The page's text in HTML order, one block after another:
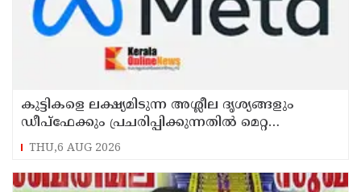
കുട്ടികളെ ലക്ഷ്യമിടുന്ന അശ്ലീല ദൃശ്യങ്ങളും
ഡീപ്ഫേക്കും പ്രചരിപ്പിക്കുന്നതില്‍ മെറ്റ
കേന്ദ്രത്തോട് മാപ്പ് പറഞ്ഞു
THU,6 AUG 2026